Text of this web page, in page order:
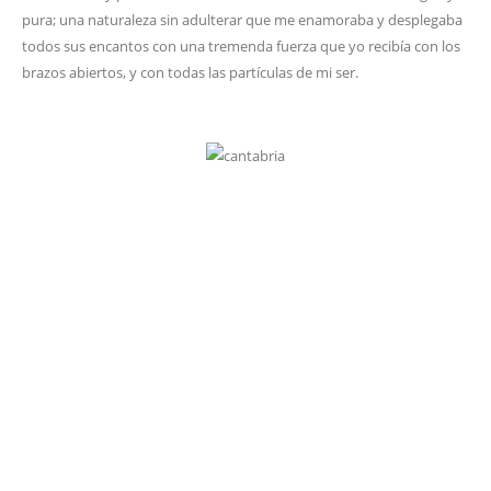
pura; una naturaleza sin adulterar que me enamoraba y desplegaba
todos sus encantos con una tremenda fuerza que yo recibía con los
brazos abiertos, y con todas las partículas de mi ser.